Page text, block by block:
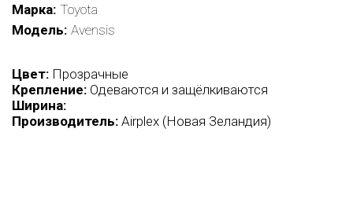
Марка Toyota
Модель Avensis
Цвет: Прозрачные
Крепление: Одеваются и защёлкиваются
Ширина:
Производитель: Airplex (Новая Зеландия)